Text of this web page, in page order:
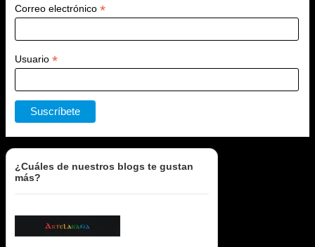
Correo electrónico *
Usuario *
¿Cuáles de nuestros blogs te gustan
más?